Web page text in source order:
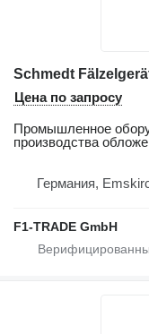
Schmedt
Цена по запросу
Промышленное
производства
Германия,
F1-TRADE GmbH